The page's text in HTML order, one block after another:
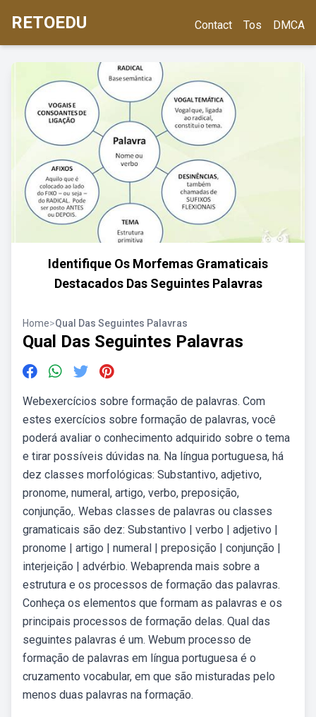
RETOEDU Contact Tos DMCA
Identifique Os Morfemas Gramaticais
Destacados Das Seguintes Palavras
Home>Qual Das Seguintes Palavras
Qual Das Seguintes Palavras
Webexercícios sobre formação de palavras. Com
estes exercícios sobre formação de palavras, você
poderá avaliar o conhecimento adquirido sobre o tema
e tirar possíveis dúvidas na. Na língua portuguesa, há
dez classes morfológicas: Substantivo, adjetivo,
pronome, numeral, artigo, verbo, preposição,
conjunção,. Webas classes de palavras ou classes
gramaticais são dez: Substantivo | verbo | adjetivo |
pronome | artigo | numeral | preposição | conjunção |
interjeição | advérbio. Webaprenda mais sobre a
estrutura e os processos de formação das palavras.
Conheça os elementos que formam as palavras e os
principais processos de formação delas. Qual das
seguintes palavras é um. Webum processo de
formação de palavras em língua portuguesa é o
cruzamento vocabular, em que são misturadas pelo
menos duas palavras na formação.